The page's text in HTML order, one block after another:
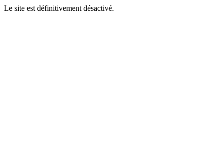
Le site est définitivement désactivé.